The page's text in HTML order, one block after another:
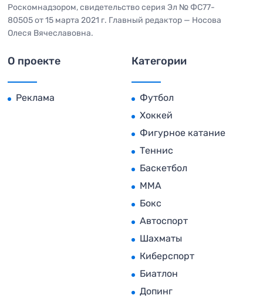
Роскомнадзором, свидетельство серия Эл № ФС77-
80505 от 15 марта 2021 г. Главный редактор — Носова
Олеся Вячеславовна.
О проекте
Реклама
Категории
Футбол
Хоккей
Фигурное катание
Теннис
Баскетбол
MMA
Бокс
Автоспорт
Шахматы
Киберспорт
Биатлон
Допинг